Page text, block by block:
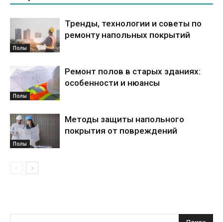
Полы
Тренды, технологии и советы по
ремонту напольных покрытий
Полы
Ремонт полов в старых зданиях:
особенности и нюансы
Полы
Методы защиты напольного
покрытия от повреждений